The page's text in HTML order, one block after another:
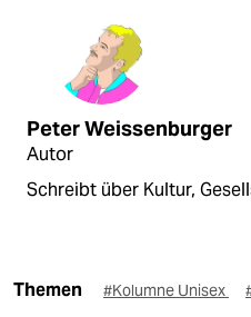
Peter Weissenburger
Autor
Schreibt über Kultur,
Themen #Kolumne Unisex